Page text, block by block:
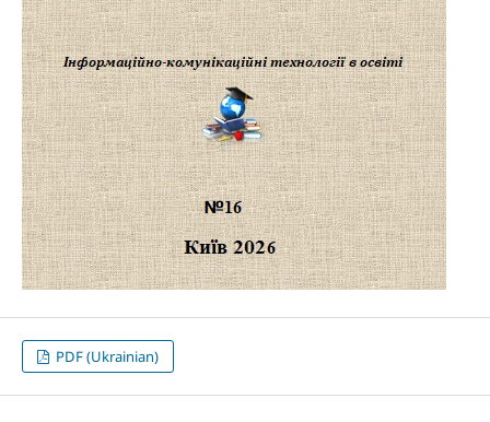
PDF (Ukrainian)